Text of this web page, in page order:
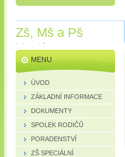
Zš, Mš a Pš
Vsetín
MENU
ÚVOD
ZÁKLADNÍ INFORMACE
DOKUMENTY
SPOLEK RODIČŮ
PORADENSTVÍ
ZŠ SPECIÁLNÍ